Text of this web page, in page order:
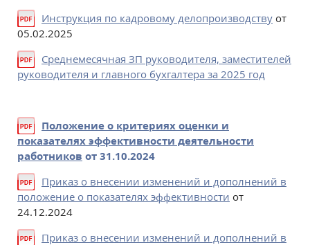
Инструкция по кадровому делопроизводству от
05.02.2025
Среднемесячная ЗП руководителя, заместителей
руководителя и главного бухгалтера за 2025 год
Положение о критериях оценки и
показателях эффективности деятельности
работников от 31.10.2024
Приказ о внесении изменений и дополнений в
положение о показателях эффективности от
24.12.2024
Приказ о внесении изменений и дополнений в